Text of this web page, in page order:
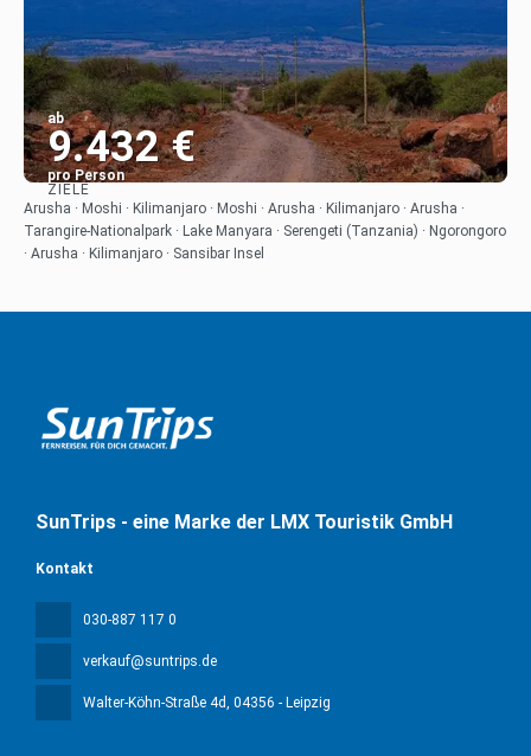
ab
9.432 €
pro Person
Sehen
ZIELE
Arusha · Moshi · Kilimanjaro · Moshi · Arusha · Kilimanjaro · Arusha ·
Tarangire-Nationalpark · Lake Manyara · Serengeti (Tanzania) · Ngorongoro
· Arusha · Kilimanjaro · Sansibar Insel
SunTrips - eine Marke der LMX Touristik GmbH
Kontakt
030-887 117 0
verkauf@suntrips.de
Walter-Köhn-Straße 4d , 04356 - Leipzig